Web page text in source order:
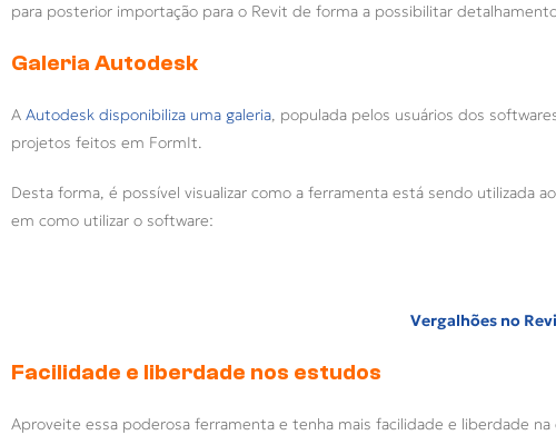
para posterior importação para o Revit de forma a possibilitar
Galeria Autodesk
A Autodesk disponibiliza uma galeria, populada pelos usuários dos
projetos feitos em FormIt.
Desta forma, é possível visualizar como a ferramenta está sendo utilizada
em como utilizar o software:
Vergalhões no
Facilidade e liberdade nos estudos
Aproveite essa poderosa ferramenta e tenha mais facilidade e liberdade